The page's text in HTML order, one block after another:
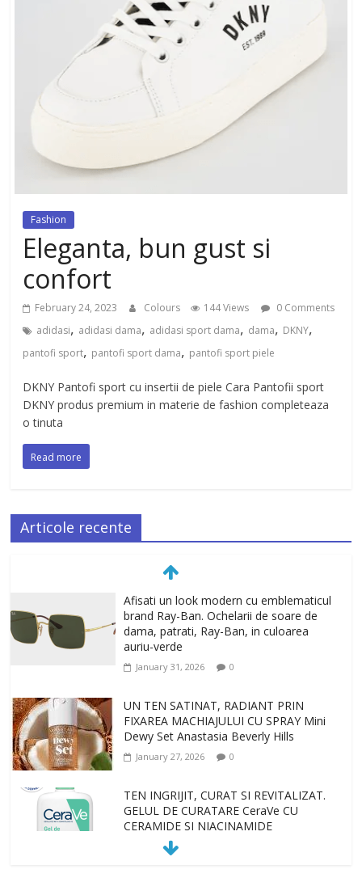
dezvoltat, cu Flexor Fitness-
dispozitiv pentru tonifiere muschi
Fashion
Eleganta, bun gust si
confort
February 24, 2023 Colours 144 Views
0 Comments
adidasi, adidasi dama, adidasi sport dama, dama, DKNY,
pantofi sport, pantofi sport dama, pantofi sport piele
DKNY Pantofi sport cu insertii de piele Cara Pantofii sport
DKNY produs premium in materie de fashion completeaza
o tinuta
Read more
Articole recente
Afisati un look modern cu emblematicul
brand Ray-Ban. Ochelarii de soare de
dama, patrati, Ray-Ban, in culoarea
auriu-verde
January 31, 2026 0
UN TEN SATINAT, RADIANT PRIN
FIXAREA MACHIAJULUI CU SPRAY Mini
Dewy Set Anastasia Beverly Hills
January 27, 2026 0
TEN INGRIJIT, CURAT SI REVITALIZAT.
GELUL DE CURATARE CeraVe CU
CERAMIDE SI NIACINAMIDE
January 23, 2026